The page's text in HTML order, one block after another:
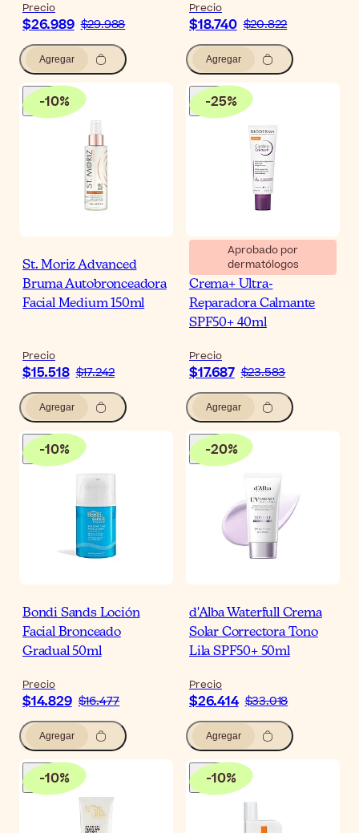
Precio
$26.989 $29.988
Agregar
Precio
$18.740 $20.822
Agregar
-10%
St. Moriz Advanced
Bruma Autobronceadora
Facial Medium 150ml
Precio
$15.518 $17.242
Agregar
-25%
Aprobado por
dermatólogos
Bioderma Cicabio
Crema+ Ultra-
Reparadora Calmante
SPF50+ 40ml
Precio
$17.687 $23.583
Agregar
-10%
Bondi Sands Loción
Facial Bronceado
Gradual 50ml
Precio
$14.829 $16.477
Agregar
-20%
d'Alba Waterfull Crema
Solar Correctora Tono
Lila SPF50+ 50ml
Precio
$26.414 $33.018
Agregar
-10% -10%